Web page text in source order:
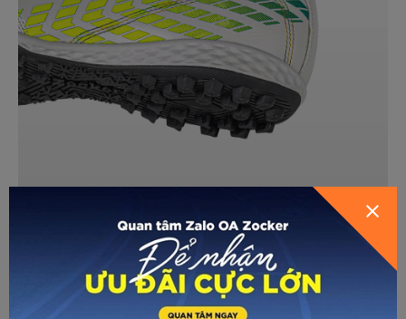
Khi vệ sinh giày bóng đá da thật không nên sử dụng bàn
chải để chà xát bề mặt da. Thay vào đó các bạn hãy dùng
khăn mềm hoặc miếng bọt biển để thấm dụng dịch vệ sinh
da chuyên dụng rồi lau giày. Các bước cụ thể để như sau: